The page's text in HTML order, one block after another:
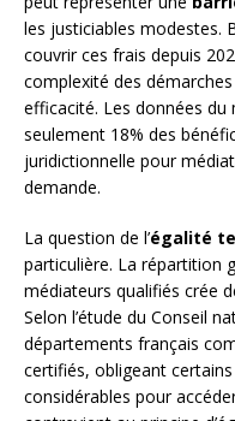
les justiciables modestes.
couvrir ces frais depuis
complexité des
efficacité. Les données du
seulement 18% des
juridictionnelle pour
demande.
La question de l’égalité
particulière. La répartition
médiateurs qualifiés crée
Selon l’étude du Conseil
départements français
certifiés, obligeant
considérables pour